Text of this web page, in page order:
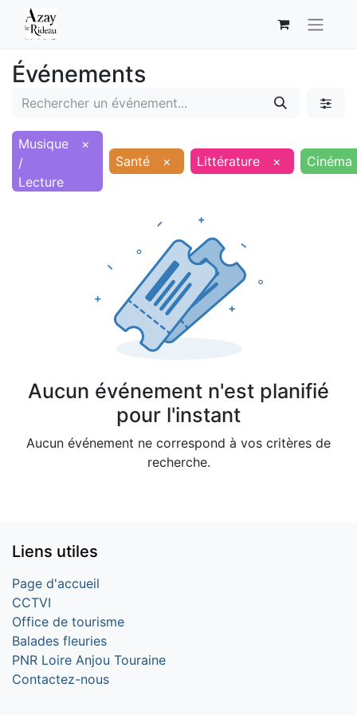
Événements
Musique
/
Lecture
×
Santé
× Littérature × Cinéma
Aucun événement n'est planifié
pour l'instant
Aucun événement ne correspond à vos critères de
recherche.
Liens utiles
Page d'accueil
CCTVI
Office de tourisme
Balades fleuries
PNR Loire Anjou Touraine
Contactez-nous